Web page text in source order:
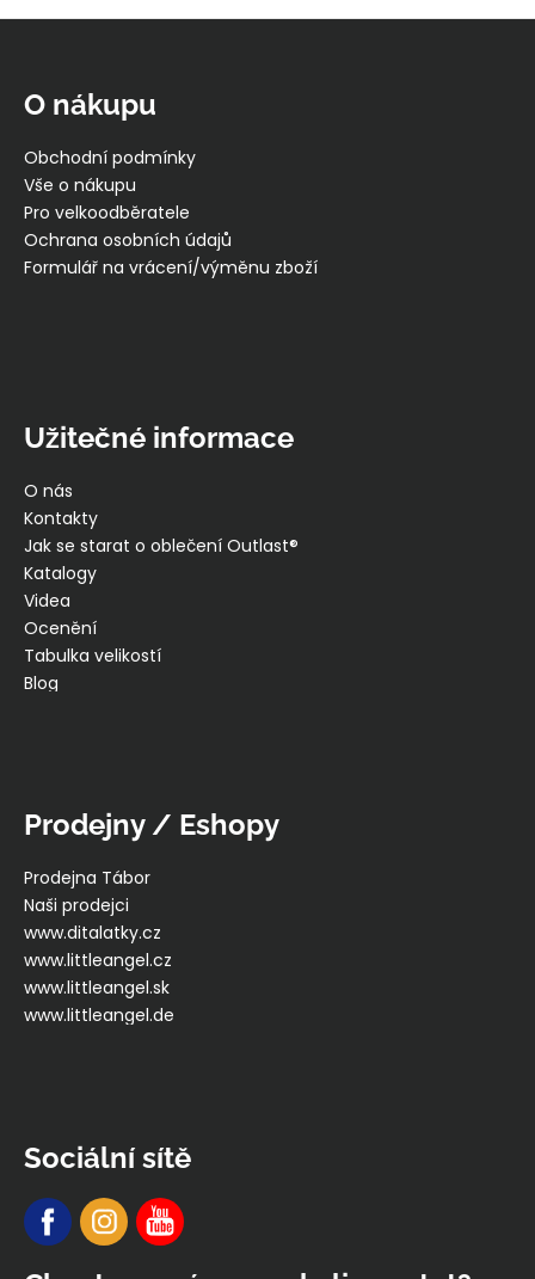
O nákupu
Obchodní podmínky
Vše o nákupu
Pro velkoodběratele
Ochrana osobních údajů
Formulář na vrácení/výměnu zboží
Užitečné informace
O nás
Kontakty
Jak se starat o oblečení Outlast®
Katalogy
Videa
Ocenění
Tabulka velikostí
Blog
Prodejny / Eshopy
Prodejna Tábor
Naši prodejci
www.ditalatky.cz
www.littleangel.cz
www.littleangel.sk
www.littleangel.de
Sociální sítě